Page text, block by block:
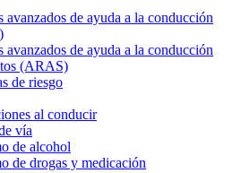
avanzados de ayuda a la conducción
avanzados de ayuda a la conducción
(ARAS)
de riesgo
al conducir
vía
de alcohol
de drogas y medicación